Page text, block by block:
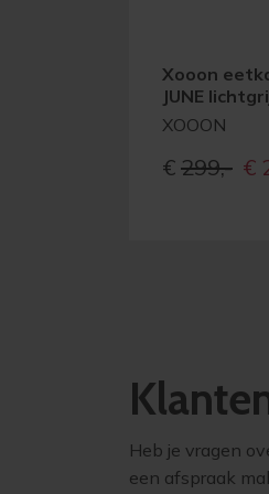
Xooon
JUNE
XOOON
€ 299,- €
Heb je vragen
een afspraak